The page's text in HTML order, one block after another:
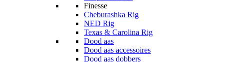
Finesse
Cheburashka Rig
NED Rig
Texas & Carolina Rig
Dood aas
Dood aas accessoires
Dood aas dobbers